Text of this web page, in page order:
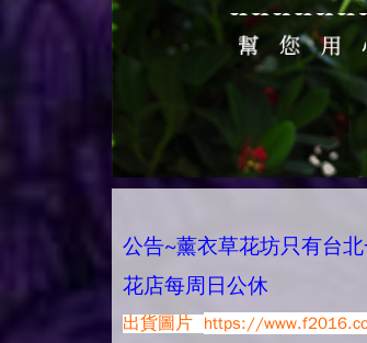
公告~薰衣草花坊只有台
花店每周日公休
出貨圖片 https://